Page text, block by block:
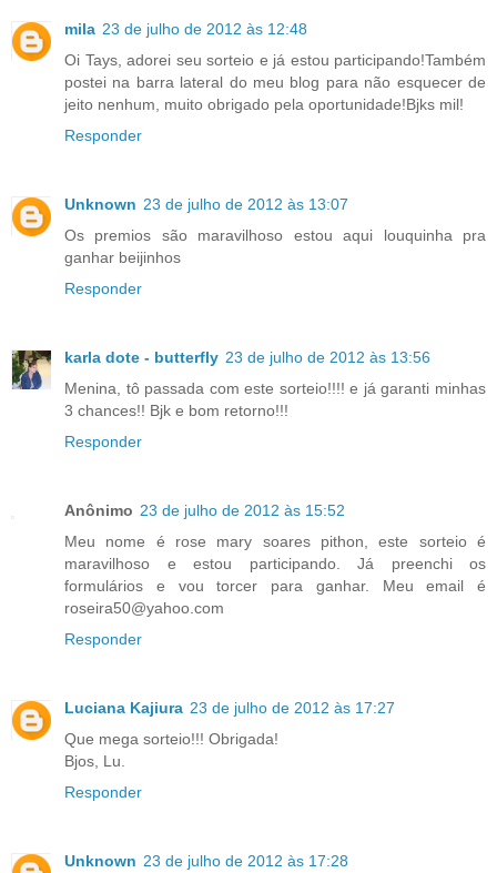
mila 23 de julho de 2012 às 12:48
Oi Tays, adorei seu sorteio e já estou participando!Também
postei na barra lateral do meu blog para não esquecer de
jeito nenhum, muito obrigado pela oportunidade!Bjks mil!
Responder
Unknown 23 de julho de 2012 às 13:07
Os premios são maravilhoso estou aqui louquinha pra
ganhar beijinhos
Responder
karla dote - butterfly 23 de julho de 2012 às 13:56
Menina, tô passada com este sorteio!!!! e já garanti minhas
3 chances!! Bjk e bom retorno!!!
Responder
Anônimo 23 de julho de 2012 às 15:52
Meu nome é rose mary soares pithon, este sorteio é
maravilhoso e estou participando. Já preenchi os
formulários e vou torcer para ganhar. Meu email é
roseira50@yahoo.com
Responder
Luciana Kajiura 23 de julho de 2012 às 17:27
Que mega sorteio!!! Obrigada!
Bjos, Lu.
Responder
Unknown 23 de julho de 2012 às 17:28